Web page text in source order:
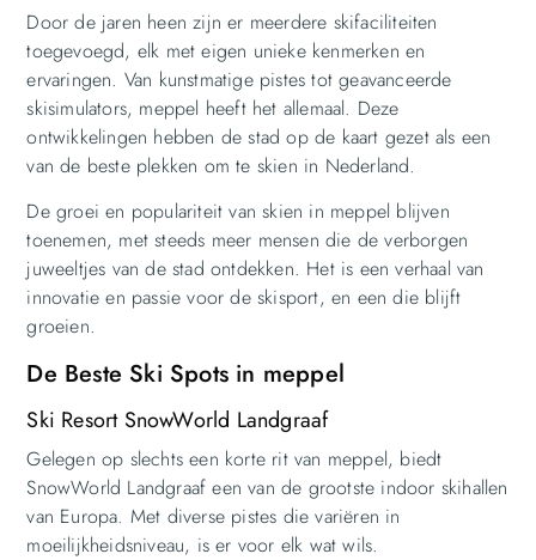
Door de jaren heen zijn er meerdere skifaciliteiten
toegevoegd, elk met eigen unieke kenmerken en
ervaringen. Van kunstmatige pistes tot geavanceerde
skisimulators, meppel heeft het allemaal. Deze
ontwikkelingen hebben de stad op de kaart gezet als een
van de beste plekken om te skien in Nederland.
De groei en populariteit van skien in meppel blijven
toenemen, met steeds meer mensen die de verborgen
juweeltjes van de stad ontdekken. Het is een verhaal van
innovatie en passie voor de skisport, en een die blijft
groeien.
De Beste Ski Spots in meppel
Ski Resort SnowWorld Landgraaf
Gelegen op slechts een korte rit van meppel, biedt
SnowWorld Landgraaf een van de grootste indoor skihallen
van Europa. Met diverse pistes die variëren in
moeilijkheidsniveau, is er voor elk wat wils.